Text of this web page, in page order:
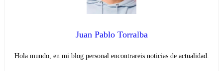
Juan Pablo Torralba
Hola mundo, en mi blog personal encontrareis noticias de actualidad.